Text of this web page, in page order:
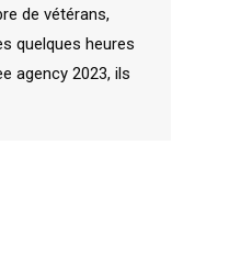
de vétérans,
quelques heures
agency 2023, ils